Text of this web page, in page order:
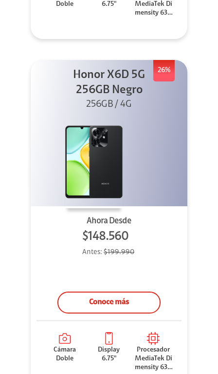
Doble 6.75"
MediaTek Di
mensity 630
26%
Honor X6D 5G
256GB Negro
256GB / 4G
Ahora Desde
$148.560
Antes: $199.990
Conoce más
Cámara
Doble
Display
6.75"
Procesador
MediaTek Di
mensity 630